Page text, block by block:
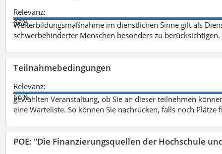
Relevanz:
66%
Weiterbildungsmaßnahme im dienstlichen Sinne gilt als
schwerbehinderter Menschen besonders zu berücksichtigen.
Teilnahmebedingungen
Relevanz:
66%
gewählten Veranstaltung, ob Sie an dieser teilnehmen
eine Warteliste. So können Sie nachrücken, falls noch Plätze
POE: "Die Finanzierungsquellen der Hochschule